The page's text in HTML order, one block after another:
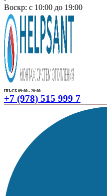
Воскр: с 10:00 до 19:00
ПН-СБ 09:00 - 20:00
+7 (978) 515 999 7